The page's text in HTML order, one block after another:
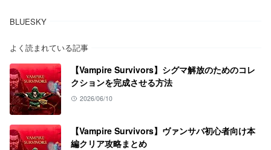
BLUESKY
よく読まれている記事
【Vampire Survivors】シグマ解放のためのコレ
クションを完成させる方法
2026/06/10
【Vampire Survivors】ヴァンサバ初心者向け本
編クリア攻略まとめ